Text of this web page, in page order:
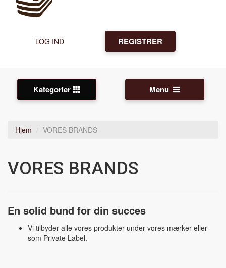
LOG IND REGISTRER
Kategorier Menu
Hjem VORES BRANDS
VORES BRANDS
En solid bund for din succes​
Vi tilbyder alle vores produkter under vores mærker eller
som Private Label.